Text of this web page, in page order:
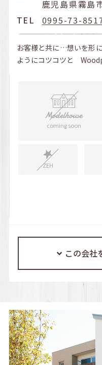
鹿児島県霧島
TEL
0995-73-
お客様と共に…想いを形
ようにコツコツと
coming soon
ZEH
この会社